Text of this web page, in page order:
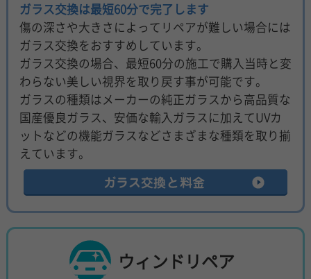
ガラス交換は最短60分で完了します
傷の深さや大きさによってリペアが難しい場合には
ガラス交換をおすすめしています。
ガラス交換の場合、最短60分の施工で購入当時と変
わらない美しい視界を取り戻す事が可能です。
ガラスの種類はメーカーの純正ガラスから高品質な
国産優良ガラス、安価な輸入ガラスに加えてUVカ
ットなどの機能ガラスなどさまざまな種類を取り揃
えています。
ウィンドリペア